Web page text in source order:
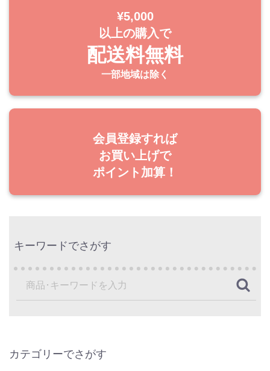
¥5,000
以上の購入で
配送料無料
一部地域は除く
会員登録すれば
お買い上げで
ポイント加算！
キーワードでさがす
カテゴリーでさがす